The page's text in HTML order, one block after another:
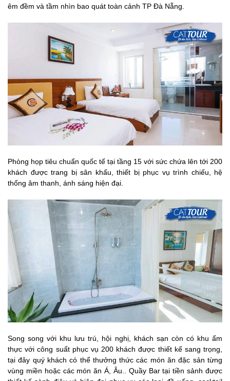
êm đềm và tầm nhìn bao quát toàn cảnh TP Đà Nẵng.
Phòng họp tiêu chuẩn quốc tế tại tầng 15 với sức chứa lên tới 200
khách được trang bị sân khấu, thiết bị phục vụ trình chiếu, hệ
thống âm thanh, ánh sáng hiện đại.
Song song với khu lưu trú, hội nghị, khách sạn còn có khu ẩm
thực với công suất phục vụ 200 khách được thiết kế sang trọng,
tại đây quý khách có thể thưởng thức các món ăn đặc sản từng
vùng miền hoặc các món ăn Á, Âu.. Quầy Bar tại tiền sảnh được